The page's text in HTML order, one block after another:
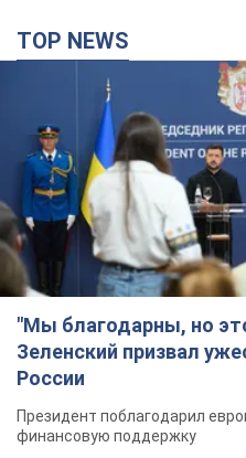
TOP NEWS
"Мы благодарны, но
Зеленский призвал
России
Президент поблагодарил
финансовую поддержку